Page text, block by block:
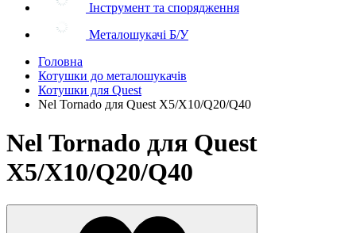
Інструмент та спорядження
Металошукачі Б/У
Головна
Котушки до металошукачів
Котушки для Quest
Nel Tornado для Quest X5/X10/Q20/Q40
Nel Tornado для Quest
X5/X10/Q20/Q40